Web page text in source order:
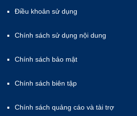
Điều khoản sử dụng
Chính sách sử dụng nội dung
Chính sách bảo mật
Chính sách biên tập
Chính sách quảng cáo và tài trợ